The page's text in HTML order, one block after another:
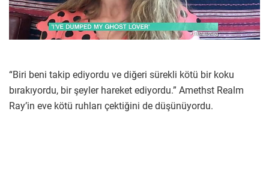
“Biri beni takip ediyordu ve diğeri sürekli kötü bir koku
bırakıyordu, bir şeyler hareket ediyordu.” Amethst Realm
Ray’in eve kötü ruhları çektiğini de düşünüyordu.